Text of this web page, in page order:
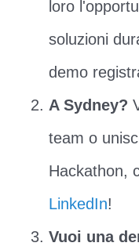
loro
soluzioni
demo
A Sydney?
team o
Hackathon,
LinkedIn!
Vuoi una